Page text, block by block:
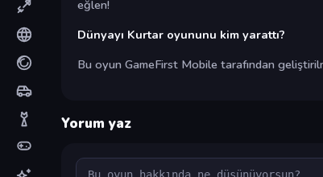
eğlen!
Dünyayı Kurtar oyununu kim yarattı?
Bu oyun GameFirst Mobile tarafından
Yorum yaz
Yorum